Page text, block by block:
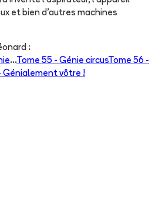
et bien d'autres machines
:
...Tome 55 - Génie circusTome 56 -
Génialement vôtre !